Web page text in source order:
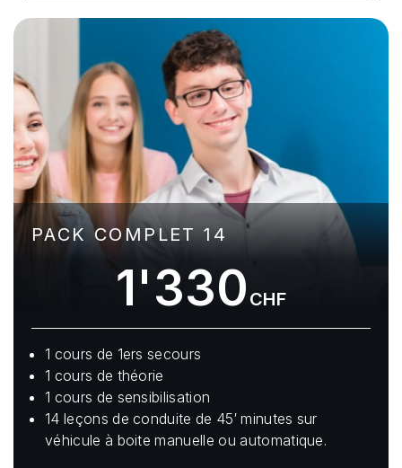
PACK COMPLET 14
1'330 CHF
1 cours de 1ers secours
1 cours de théorie
1 cours de sensibilisation
14 leçons de conduite de 45′ minutes sur
véhicule à boite manuelle ou automatique.